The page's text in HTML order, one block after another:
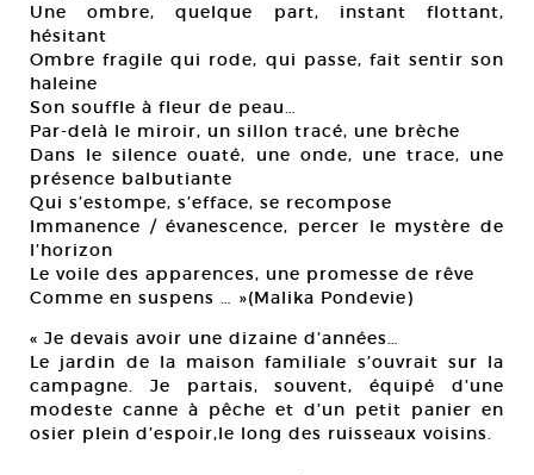
Une ombre, quelque part, instant flottant,
hésitant
Ombre fragile qui rode, qui passe, fait sentir son
haleine
Son souffle à fleur de peau…
Par-delà le miroir, un sillon tracé, une brèche
Dans le silence ouaté, une onde, une trace, une
présence balbutiante
Qui s’estompe, s’efface, se recompose
Immanence / évanescence, percer le mystère de
l’horizon
Le voile des apparences, une promesse de rêve
Comme en suspens … »(Malika Pondevie)
« Je devais avoir une dizaine d’années…
Le jardin de la maison familiale s’ouvrait sur la
campagne. Je partais, souvent, équipé d’une
modeste canne à pêche et d’un petit panier en
osier plein d’espoir,le long des ruisseaux voisins.